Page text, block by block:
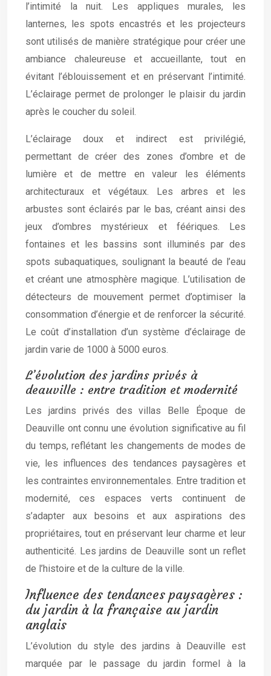
l’intimité la nuit. Les appliques murales, les
lanternes, les spots encastrés et les projecteurs
sont utilisés de manière stratégique pour créer une
ambiance chaleureuse et accueillante, tout en
évitant l’éblouissement et en préservant l’intimité.
L’éclairage permet de prolonger le plaisir du jardin
après le coucher du soleil.
L’éclairage doux et indirect est privilégié,
permettant de créer des zones d’ombre et de
lumière et de mettre en valeur les éléments
architecturaux et végétaux. Les arbres et les
arbustes sont éclairés par le bas, créant ainsi des
jeux d’ombres mystérieux et féériques. Les
fontaines et les bassins sont illuminés par des
spots subaquatiques, soulignant la beauté de l’eau
et créant une atmosphère magique. L’utilisation de
détecteurs de mouvement permet d’optimiser la
consommation d’énergie et de renforcer la sécurité.
Le coût d’installation d’un système d’éclairage de
jardin varie de 1000 à 5000 euros.
L’évolution des jardins privés à
deauville : entre tradition et modernité
Les jardins privés des villas Belle Époque de
Deauville ont connu une évolution significative au fil
du temps, reflétant les changements de modes de
vie, les influences des tendances paysagères et
les contraintes environnementales. Entre tradition et
modernité, ces espaces verts continuent de
s’adapter aux besoins et aux aspirations des
propriétaires, tout en préservant leur charme et leur
authenticité. Les jardins de Deauville sont un reflet
de l’histoire et de la culture de la ville.
Influence des tendances paysagères :
du jardin à la française au jardin
anglais
L’évolution du style des jardins à Deauville est
marquée par le passage du jardin formel à la